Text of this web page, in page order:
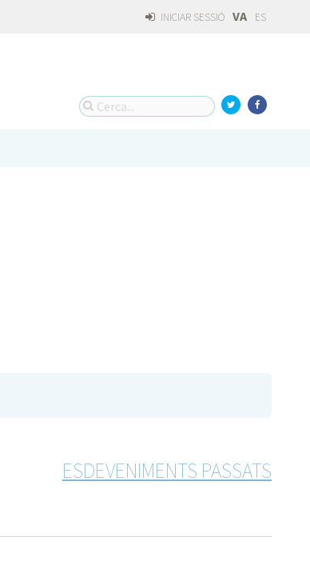
INICIAR SESSIÓ VA ES
ESDEVENIMENTS PASSATS